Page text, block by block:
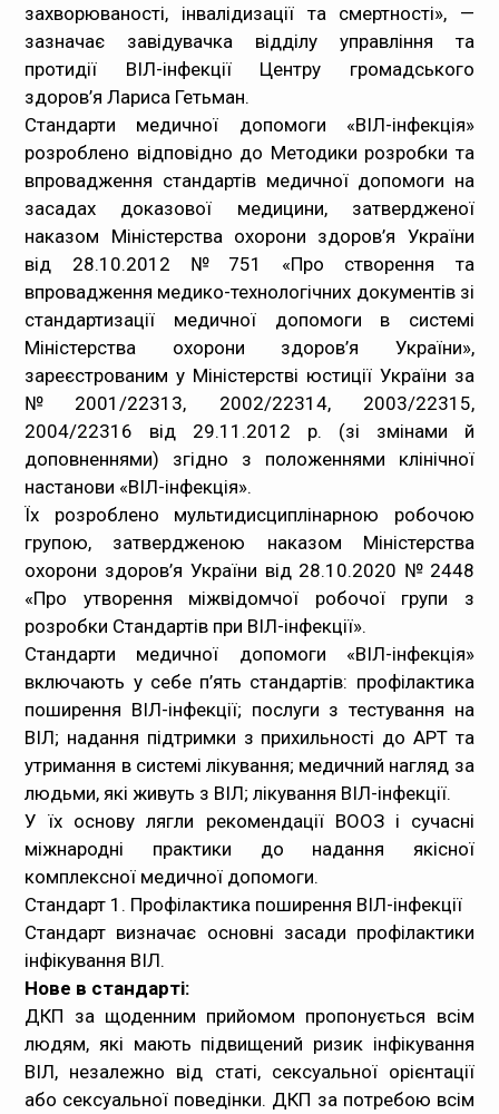
захворюваності, інвалідизації та смертності», —
зазначає завідувачка відділу управління та
протидії ВІЛ-інфекції Центру громадського
здоров’я Лариса Гетьман.
Стандарти медичної допомоги «ВІЛ-інфекція»
розроблено відповідно до Методики розробки та
впровадження стандартів медичної допомоги на
засадах доказової медицини, затвердженої
наказом Міністерства охорони здоров’я України
від 28.10.2012 № 751 «Про створення та
впровадження медико-технологічних документів зі
стандартизації медичної допомоги в системі
Міністерства охорони здоров’я України»,
зареєстрованим у Міністерстві юстиції України за
№ 2001/22313, 2002/22314, 2003/22315,
2004/22316 від 29.11.2012 р. (зі змінами й
доповненнями) згідно з положеннями клінічної
настанови «ВІЛ-інфекція».
Їх розроблено мультидисциплінарною робочою
групою, затвердженою наказом Міністерства
охорони здоров’я України від 28.10.2020 № 2448
«Про утворення міжвідомчої робочої групи з
розробки Стандартів при ВІЛ-інфекції».
Стандарти медичної допомоги «ВІЛ-інфекція»
включають у себе п’ять стандартів: профілактика
поширення ВІЛ-інфекції; послуги з тестування на
ВІЛ; надання підтримки з прихильності до АРТ та
утримання в системі лікування; медичний нагляд за
людьми, які живуть з ВІЛ; лікування ВІЛ-інфекції.
У їх основу лягли рекомендації ВООЗ і сучасні
міжнародні практики до надання якісної
комплексної медичної допомоги.
Стандарт 1. Профілактика поширення ВІЛ-інфекції
Стандарт визначає основні засади профілактики
інфікування ВІЛ.
Нове в стандарті:
ДКП за щоденним прийомом пропонується всім
людям, які мають підвищений ризик інфікування
ВІЛ, незалежно від статі, сексуальної орієнтації
або сексуальної поведінки. ДКП за потребою всім